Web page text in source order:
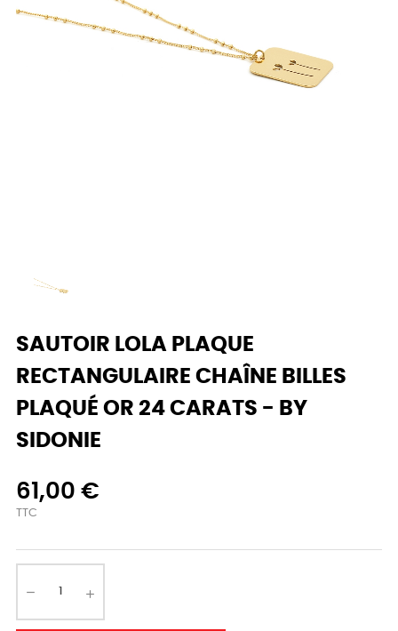
SAUTOIR LOLA PLAQUE
RECTANGULAIRE CHAÎNE BILLES
PLAQUÉ OR 24 CARATS - BY
SIDONIE
61,00 €
TTC